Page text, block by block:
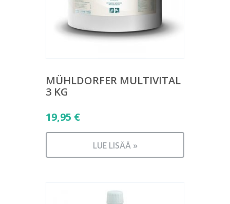
MÜHLDORFER MULTIVITAL
3 KG
19,95 €
LUE LISÄÄ »